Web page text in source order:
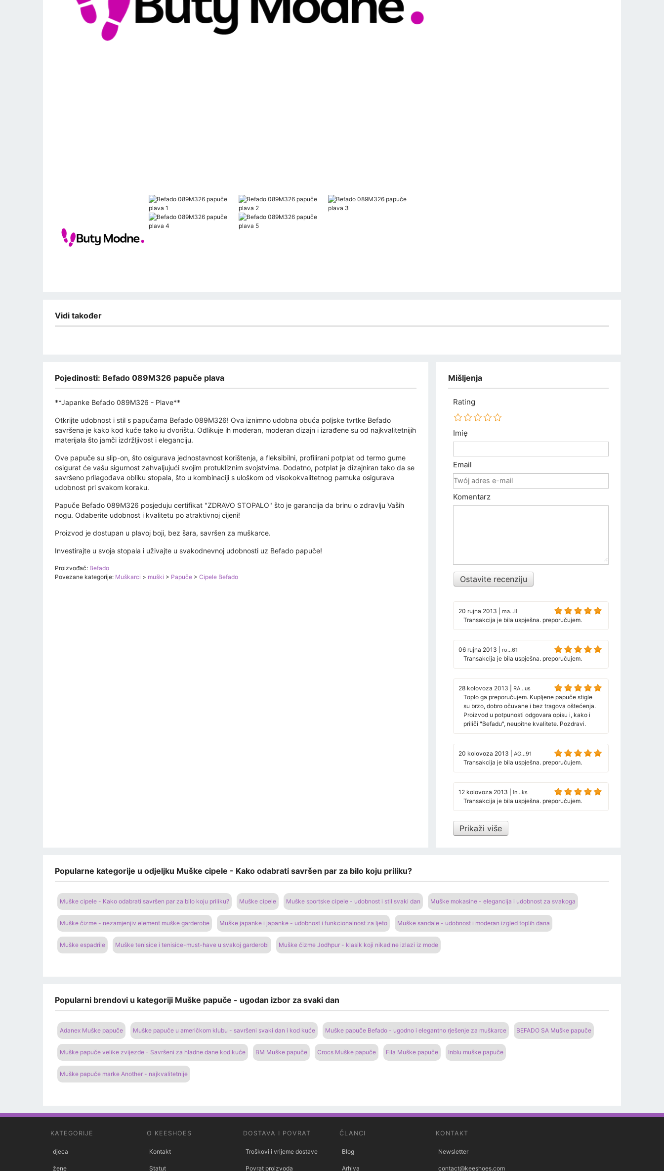
Vidi također
Pojedinosti: Befado 089M326 papuče plava
**Japanke Befado 089M326 - Plave**
Otkrijte udobnost i stil s papučama Befado 089M326! Ova iznimno udobna obuća poljske tvrtke Befado
savršena je kako kod kuće tako iu dvorištu. Odlikuje ih moderan, moderan dizajn i izrađene su od najkvalitetnijih
materijala što jamči izdržljivost i eleganciju.
Ove papuče su slip-on, što osigurava jednostavnost korištenja, a fleksibilni, profilirani potplat od termo gume
osigurat će vašu sigurnost zahvaljujući svojim protukliznim svojstvima. Dodatno, potplat je dizajniran tako da se
savršeno prilagođava obliku stopala, što u kombinaciji s uloškom od visokokvalitetnog pamuka osigurava
udobnost pri svakom koraku.
Papuče Befado 089M326 posjeduju certifikat "ZDRAVO STOPALO" što je garancija da brinu o zdravlju Vaših
nogu. Odaberite udobnost i kvalitetu po atraktivnoj cijeni!
Proizvod je dostupan u plavoj boji, bez šara, savršen za muškarce.
Investirajte u svoja stopala i uživajte u svakodnevnoj udobnosti uz Befado papuče!
Proizvođač: Befado
Povezane kategorije: Muškarci > muški > Papuče > Cipele Befado
Mišljenja
Rating
Imię
Email
Komentarz
Ostavite recenziju
20 rujna 2013 ma...li
Transakcija je bila uspješna. preporučujem.
06 rujna 2013 ro...61
Transakcija je bila uspješna. preporučujem.
28 kolovoza 2013 RA...us
Toplo ga preporučujem. Kupljene papuče stigle
su brzo, dobro očuvane i bez tragova oštećenja.
Proizvod u potpunosti odgovara opisu i, kako i
priliči "Befadu", neupitne kvalitete. Pozdravi.
20 kolovoza 2013 AG...91
Transakcija je bila uspješna. preporučujem.
12 kolovoza 2013 in...ks
Transakcija je bila uspješna. preporučujem.
Prikaži više
Popularne kategorije u odjeljku Muške cipele - Kako odabrati savršen par za bilo koju priliku?
Muške cipele - Kako odabrati savršen par za bilo koju priliku? Muške cipele Muške sportske cipele - udobnost i stil svaki dan Muške mokasine - elegancija i udobnost za svakoga
Muške čizme - nezamjenjiv element muške garderobe Muške japanke i japanke - udobnost i funkcionalnost za ljeto Muške sandale - udobnost i moderan izgled toplih dana
Muške espadrile Muške tenisice i tenisice-must-have u svakoj garderobi Muške čizme Jodhpur - klasik koji nikad ne izlazi iz mode
Popularni brendovi u kategoriji Muške papuče - ugodan izbor za svaki dan
Adanex Muške papuče Muške papuče u američkom klubu - savršeni svaki dan i kod kuće Muške papuče Befado - ugodno i elegantno rješenje za muškarce BEFADO SA Muške papuče
Muške papuče velike zvijezde - Savršeni za hladne dane kod kuće BM Muške papuče Crocs Muške papuče Fila Muške papuče Inblu muške papuče
Muške papuče marke Another - najkvalitetnije
KATEGORIJE
djeca
žene
O KEESHOES
Kontakt
Statut
DOSTAVA I POVRAT
Troškovi i vrijeme dostave
Povrat proizvoda
ČLANCI
Blog
Arhiva
KONTAKT
Newsletter
contact@keeshoes.com